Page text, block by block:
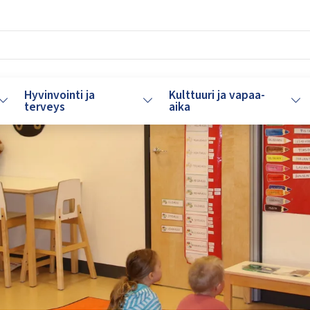
alasvetovalikkoa
Hyvinvointi ja
terveys Vaihda alasvetovalikkoa
Kulttuuri ja vapaa-
aika